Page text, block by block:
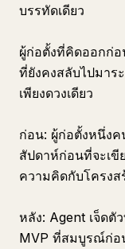
บรรทัดเดียว
ผู้ก่อตั้งที่คิดออกก่
ที่ยังคงสลับไปมาร
เพียงดวงเดียว
ก่อน: ผู้ก่อตั้งหนึ่งค
สัปดาห์ก่อนที่จะเขี
ความคิดกับโครงส
หลัง: Agent เจ็ดตั
MVP ที่สมบูรณ์ก่อ